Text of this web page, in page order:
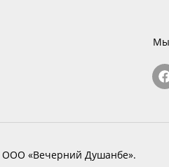
Мы
ООО «Вечерний Душанбе».